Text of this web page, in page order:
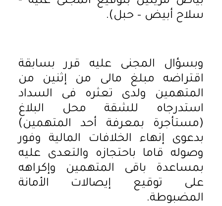
سلاح أبيض – حبل).
وبسؤال المجنى عليه قرر بسابقة
اقتراضه مبلغ مالى من إثنين من
المتهمين ولدى تعثره فى السداد
استدرجاه للشقة محل البلاغ
(مستأجرة بمعرفة أحد المتهمين)
بدعوى إنهاء الخلافات المالية وفور
وصوله قاما باحتجازه والتعدى عليه
بمساعدة باقى المتهمين وإكراهه
على توقيع إيصالات الأمانة
المضبوطة.